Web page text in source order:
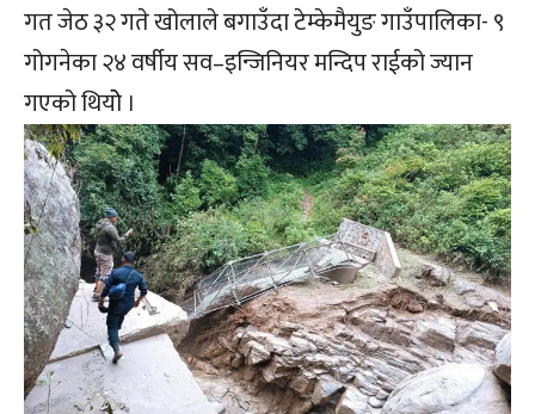
गत जेठ ३२ गते खोलाले बगाउँदा टेम्केमैयुङ गाउँपालिका- ९
गोगनेका २४ वर्षीय सव–इन्जिनियर मन्दिप राईको ज्यान
गएको थियोे ।